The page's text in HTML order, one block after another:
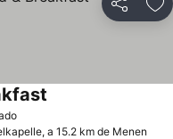
Partilhar
Ver preços
a 15.2 km de Menen